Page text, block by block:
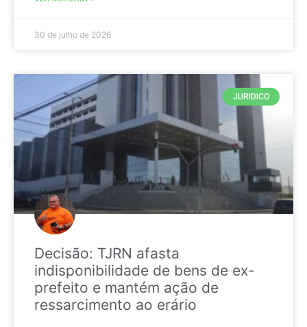
30 de julho de 2026
JURIDICO
Decisão: TJRN afasta
indisponibilidade de bens de ex-
prefeito e mantém ação de
ressarcimento ao erário